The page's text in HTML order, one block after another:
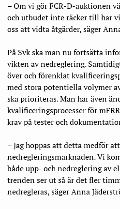
– Om vi gör FCR-D-auktionen
och utbudet inte räcker till har
oss att vidta åtgärder, säger
På Svk ska man nu fortsätta
vikten av nedreglering.
över och förenklat
med stora potentiella volymer
ska prioriteras. Man har även
kvalificeringsprocesser för
krav på tester och
– Jag hoppas att detta medför
nedregleringsmarknaden. Vi
både upp- och nedreglering av
trenden ser ut så är det fler
nedregleras, säger Anna